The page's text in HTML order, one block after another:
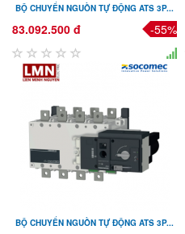
BỘ CHUYỂN NGUỒN TỰ ĐỘNG ATS 3P...
83.092.500 đ -55%
BỘ CHUYỂN NGUỒN TỰ ĐỘNG ATS 3P...